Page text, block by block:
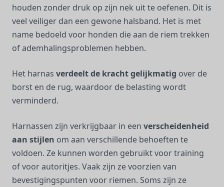
houden zonder druk op zijn nek uit te oefenen. Dit is
veel veiliger dan een gewone halsband. Het is met
name bedoeld voor honden die aan de riem trekken
of ademhalingsproblemen hebben.
Het harnas verdeelt de kracht gelijkmatig over de
borst en de rug, waardoor de belasting wordt
verminderd.
Harnassen zijn verkrijgbaar in een verscheidenheid
aan stijlen om aan verschillende behoeften te
voldoen. Ze kunnen worden gebruikt voor training
of voor autoritjes. Vaak zijn ze voorzien van
bevestigingspunten voor riemen. Soms zijn ze